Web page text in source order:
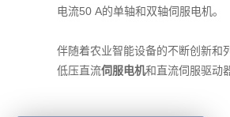
电流50 A的单轴和双轴伺服电机。
伴随着农业智能设备的不断创新和
低压直流伺服电机和直流伺服驱动